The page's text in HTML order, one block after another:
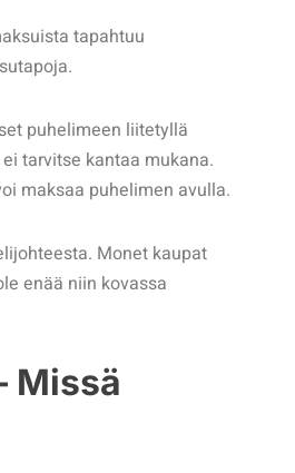
tapahtuu
puhelimeen liitetyllä
tarvitse kantaa mukana.
maksaa puhelimen avulla.
Monet kaupat
enää niin kovassa
Missä